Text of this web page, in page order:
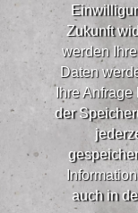
Zukunft
werden
Daten
Ihre
der
auch in